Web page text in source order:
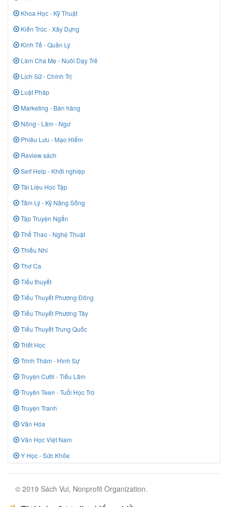
Khoa Học - Kỹ Thuật
Kiến Trúc - Xây Dựng
Kinh Tế - Quản Lý
Làm Cha Mẹ - Nuôi Dạy Trẻ
Lịch Sử - Chính Trị
Luật Pháp
Marketing - Bán hàng
Nông - Lâm - Ngư
Phiêu Lưu - Mạo Hiểm
Review sách
Self Help - Khởi nghiệp
Tài Liệu Học Tập
Tâm Lý - Kỹ Năng Sống
Tập Truyện Ngắn
Thể Thao - Nghệ Thuật
Thiếu Nhi
Thơ Ca
Tiểu thuyết
Tiểu Thuyết Phương Đông
Tiểu Thuyết Phương Tây
Tiểu Thuyết Trung Quốc
Triết Học
Trinh Thám - Hình Sự
Truyện Cười - Tiếu Lâm
Truyên Teen - Tuổi Học Trò
Truyện Tranh
Văn Hóa
Văn Học Việt Nam
Y Học - Sức Khỏe
© 2019 Sách Vui, Nonprofit Organization.